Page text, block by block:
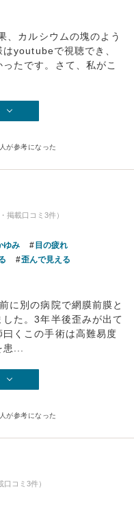
、カルシウムの塊のよう
youtubeで視聴でき、
たです。さて、私がこ
が参考になった
掲載口コミ3件）
ゆみ
目の疲れ
歪んで見える
に別の病院で網膜前膜と
た。3年半後歪みが出て
くこの手術は高難易度
...
が参考になった
コミ3件）